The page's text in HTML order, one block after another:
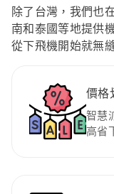
除了台灣，我們也
南和泰國等地提供
從下飛機開始就無
價格
智慧
高省